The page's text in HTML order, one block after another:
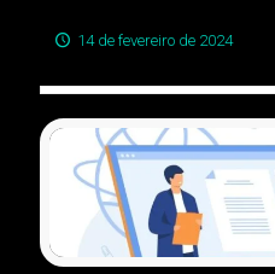
14 de fevereiro de 2024